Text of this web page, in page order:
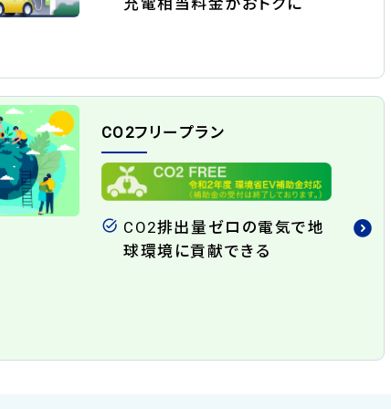
充電相当料金がおトクに
CO2フリープラン
CO2排出量ゼロの電気で地
球環境に貢献できる